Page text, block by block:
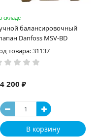
складе
балансировочный
Danfoss MSV-BD
товара: 31137
4 200 ₽
В корзину